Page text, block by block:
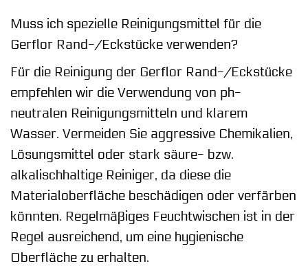
Muss ich spezielle Reinigungsmittel für die
Gerflor Rand-/Eckstücke verwenden?
Für die Reinigung der Gerflor Rand-/Eckstücke
empfehlen wir die Verwendung von ph-
neutralen Reinigungsmitteln und klarem
Wasser. Vermeiden Sie aggressive Chemikalien,
Lösungsmittel oder stark säure- bzw.
alkalischhaltige Reiniger, da diese die
Materialoberfläche beschädigen oder verfärben
könnten. Regelmäßiges Feuchtwischen ist in der
Regel ausreichend, um eine hygienische
Oberfläche zu erhalten.